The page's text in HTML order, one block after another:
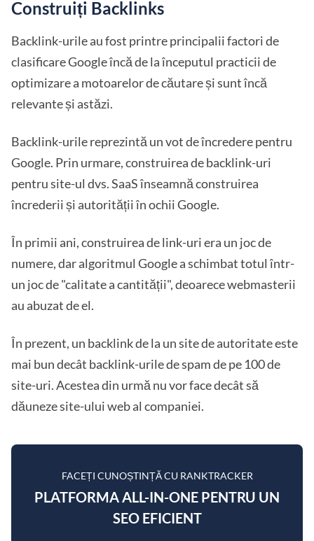
Construiți Backlinks
Backlink-urile au fost printre principalii factori de
clasificare Google încă de la începutul practicii de
optimizare a motoarelor de căutare și sunt încă
relevante și astăzi.
Backlink-urile reprezintă un vot de încredere pentru
Google. Prin urmare, construirea de backlink-uri
pentru site-ul dvs. SaaS înseamnă construirea
încrederii și autorității în ochii Google.
În primii ani, construirea de link-uri era un joc de
numere, dar algoritmul Google a schimbat totul într-
un joc de "calitate a cantității", deoarece webmasterii
au abuzat de el.
În prezent, un backlink de la un site de autoritate este
mai bun decât backlink-urile de spam de pe 100 de
site-uri. Acestea din urmă nu vor face decât să
dăuneze site-ului web al companiei.
FACEȚI CUNOȘTINȚĂ CU RANKTRACKER
PLATFORMA ALL-IN-ONE PENTRU UN
SEO EFICIENT